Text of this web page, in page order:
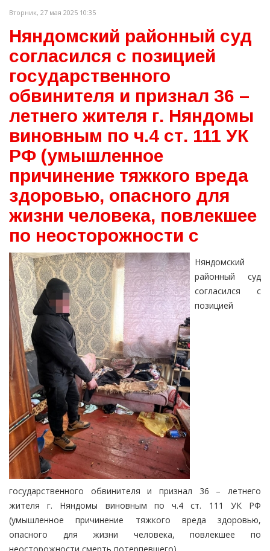
Вторник, 27 мая 2025 10:35
Няндомский районный суд
согласился с позицией
государственного
обвинителя и признал 36 –
летнего жителя г. Няндомы
виновным по ч.4 ст. 111 УК
РФ (умышленное
причинение тяжкого вреда
здоровью, опасного для
жизни человека, повлекшее
по неосторожности с
Няндомский
районный суд
согласился с
позицией
государственного обвинителя и признал 36 – летнего
жителя г. Няндомы виновным по ч.4 ст. 111 УК РФ
(умышленное причинение тяжкого вреда здоровью,
опасного для жизни человека, повлекшее по